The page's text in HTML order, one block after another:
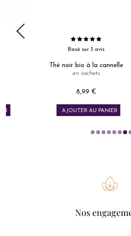
Basé sur 3 avis
Thé noir bio à la cannelle
en sachets
AJOUTER AU PANIER
Nos